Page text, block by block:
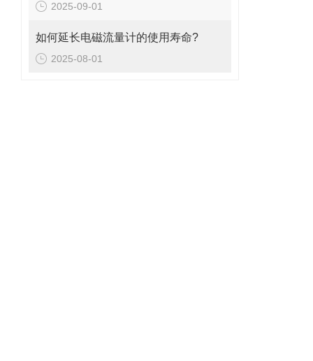
2025-09-01
如何延长电磁流量计的使用寿命?
2025-08-01